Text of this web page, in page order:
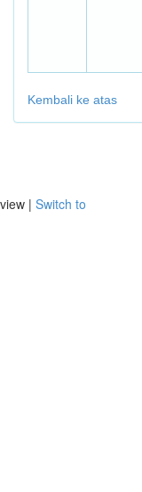
Kembali ke atas
view | Switch to